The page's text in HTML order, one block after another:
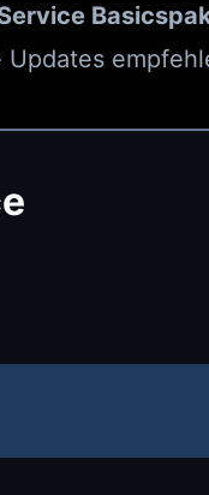
Updates